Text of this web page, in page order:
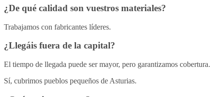
¿De qué calidad son vuestros materiales?
Trabajamos con fabricantes líderes.
¿Llegáis fuera de la capital?
El tiempo de llegada puede ser mayor, pero garantizamos cobertura.
Sí, cubrimos pueblos pequeños de Asturias.